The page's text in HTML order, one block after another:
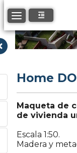
Toggle navigation
Home
Maqueta de
de vivienda
Escala 1:50.
Madera y